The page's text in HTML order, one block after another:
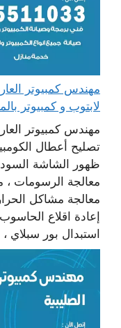
لابتوب و كمبيوتر
مهندس كمبيوتر
تصليح أعطال
ظهور الشاشة
معالجة الرسومات ،
معالجة مشاكل
إعادة اقلاع
استبدال بور سبلاي